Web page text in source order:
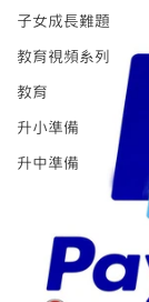
子女成長難題
教育視頻系列
教育
升小準備
升中準備